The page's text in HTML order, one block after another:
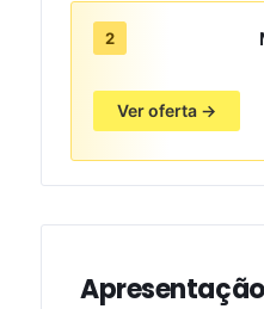
2
Ver oferta →